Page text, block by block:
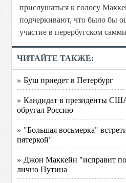
прислушаться к голосу
подчеркивают, что было бы
участие в перербугском
ЧИТАЙТЕ ТАКЖЕ:
» Буш приедет в Петербург
» Кандидат в президенты
обругал Россию
» "Большая восьмерка"
пятеркой"
» Джон Маккейн "исправит
лично Путина